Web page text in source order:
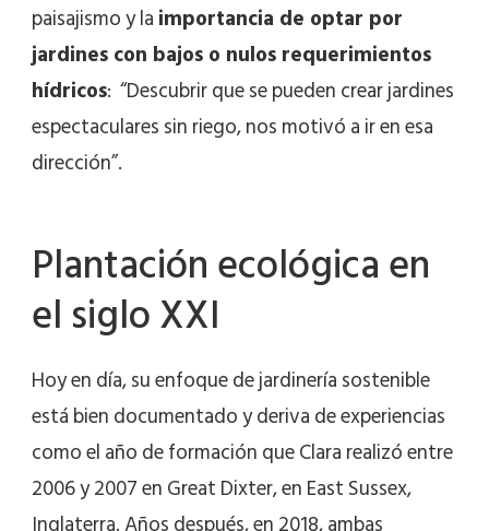
paisajismo y laimportancia de optar por
jardines con bajos o nulos requerimientos
hídricos: “Descubrir que se pueden crear jardines
espectaculares sin riego, nos motivó a ir en esa
dirección”.
Plantación ecológica en
el siglo XXI
Hoy en día, su enfoque de jardinería sostenible
está bien documentado y deriva de experiencias
como el año de formación que Clara realizó entre
2006 y 2007 en Great Dixter, en East Sussex,